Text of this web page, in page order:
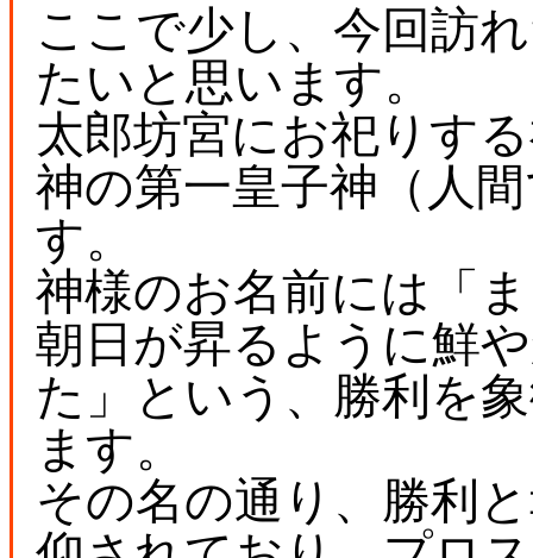
ここで少し、今回訪
たいと思います。
太郎坊宮にお祀りす
神の第一皇子神（人
す。
神様のお名前には「
朝日が昇るように鮮
た」という、勝利を
ます。
その名の通り、勝利